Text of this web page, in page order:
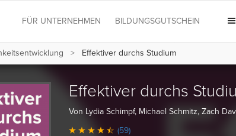
FÜR UNTERNEHMEN BILDUNGSGUTSCHEIN
Effektiver durchs Studium
Effektiver durchs
Von Lydia Schimpf, Michael Schmitz, Zach
(59)